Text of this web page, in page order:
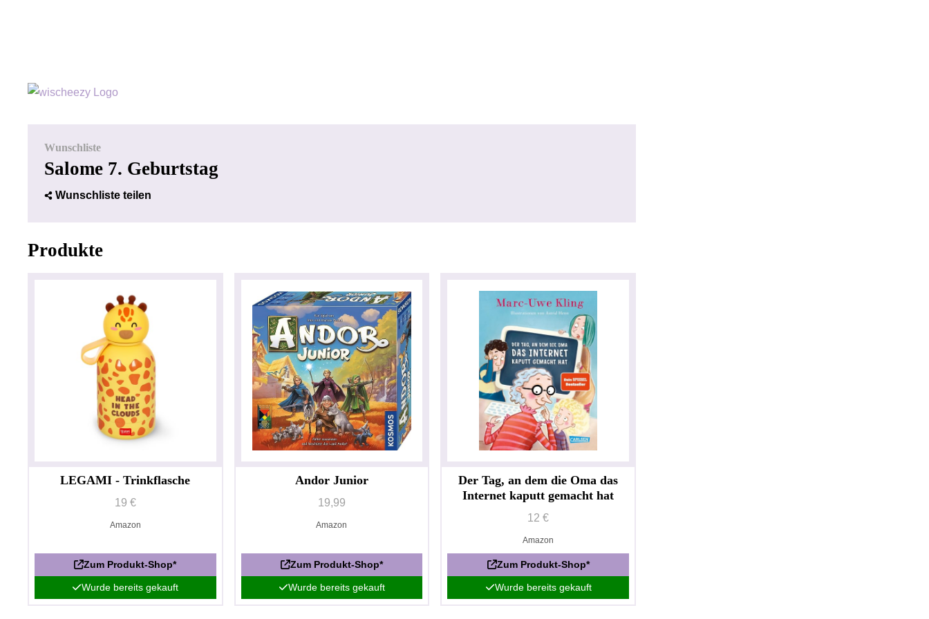
Wunschliste
Salome 7. Geburtstag
Wunschliste teilen
Produkte
LEGAMI - Trinkflasche
19 €
Amazon
Zum Produkt-Shop*
Wurde bereits gekauft
Andor Junior
19,99
Amazon
Zum Produkt-Shop*
Wurde bereits gekauft
Der Tag, an dem die Oma das
Internet kaputt gemacht hat
12 €
Amazon
Zum Produkt-Shop*
Wurde bereits gekauft